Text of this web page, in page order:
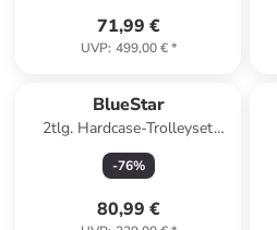
71,99 €
UVP: 499,00 €*
BlueStar
2tlg. Hardcase-Trolleyset
"Wagram" in Pink
-76%
80,99 €